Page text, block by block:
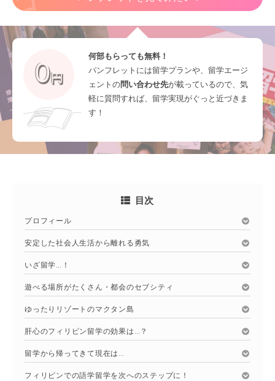
何部もらっても無料！
パンフレットには留学プランや、留学エージ
ェントの問い合わせ先が載っているので、気
軽に質問すれば、留学実現がぐっと近づきま
す！
目次
プロフィール
安定した社会人生活から離れる勇気
いざ留学…！
遊べる場所がたくさん・都会のセブシティ
ゆったりリゾートのマクタン島
肝心のフィリピン留学の効果は…？
留学から帰ってきて現在は…
フィリピンでの語学留学を次へのステップに！